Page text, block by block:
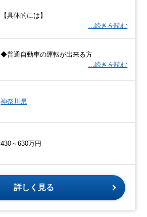
【具体的には】
…続きを読む
◆普通自動車の運転が出来る方
…続きを読む
神奈川県
430～630万円
詳しく見る